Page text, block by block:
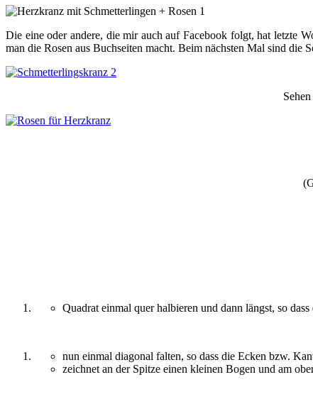
Die eine oder andere, die mir auch auf Facebook folgt, hat letzte
man die Rosen aus Buchseiten macht. Beim nächsten Mal sind die
Quadrat einmal quer halbieren und dann längst, so
nun einmal diagonal falten, so dass die Ecken bzw.
zeichnet an der Spitze einen kleinen Bogen und am